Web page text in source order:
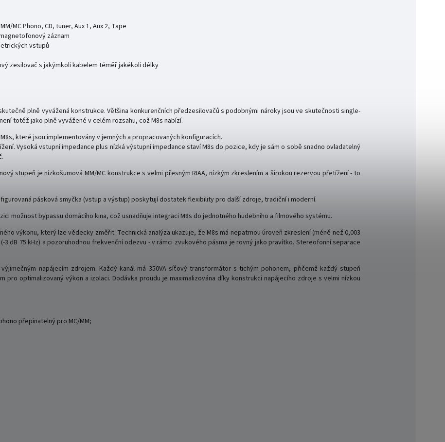
MC Phono, CD, tuner, Aux 1, Aux 2, Tape
záznam
vstupů
zesilovač s jakýmkoli kabelem téměř jakékoli délky
plně vyvážená konstrukce. Většina konkurenčních předzesilovačů s podobnými nároky jsou ve skutečnosti single-
totéž jako plně vyvážené v celém rozsahu, což M8s nabízí.
které jsou implementovány v jemných a propracovaných konfiguracích.
Vysoká vstupní impedance plus nízká výstupní impedance staví M8s do pozice, kdy je sám o sobě snadno ovladatelný
stupeň je nízkošumová MM/MC konstrukce s velmi přesným RIAA, nízkým zkreslením a širokou rezervou přetížení - to
pásková smyčka (vstup a výstup) poskytují dostatek flexibility pro další zdroje, tradiční i moderní.
možnost bypassu domácího kina, což usnadňuje integraci M8s do jednotného hudebního a filmového systému.
výkonu, který lze vědecky změřit. Technická analýza ukazuje, že M8s má nepatrnou úroveň zkreslení (méně než 0,003
3 dB 75 kHz) a pozoruhodnou frekvenční odezvu - v rámci zvukového pásma je rovný jako pravítko. Stereofonní separace
napájecím zdrojem. Každý kanál má 350VA síťový transformátor s tichým pohonem, přičemž každý stupeň
pro optimalizovaný výkon a izolaci. Dodávka proudu je maximalizována díky konstrukci napájecího zdroje s velmi nízkou
přepinatelný pro MC/MM;